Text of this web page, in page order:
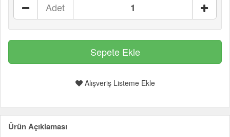
Adet
Alışveriş Listeme Ekle
Ürün Açıklaması